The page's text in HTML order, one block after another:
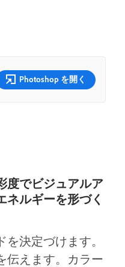
Photoshop を開く
度でビジュアルア
ネルギーを形づく
決定づけます。
伝えます。カラー